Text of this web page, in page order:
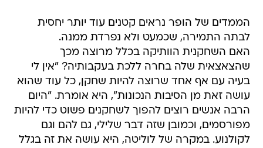
הממדים של הופר נראים קטנים עוד יותר יחסית
לבתה התמירה, שכמעט ולא נפרדת ממנה.
האם השחקנית הוותיקה בכלל מרוצה מכך
שהצאצאית שלה בחרה ללכת בעקבותיה? "אין לי
בעיה עם אף אחד שרוצה להיות שחקן, כל עוד שהוא
עושה זאת מן הסיבות הנכונות", היא אומרת. "היום
הרבה אנשים רוצים להפוך לשחקנים פשוט כדי להיות
מפורסמים, וכמובן שזה דבר שלילי, גם להם וגם
לקולנוע. במקרה של לוליטה, היא עושה את זה בגלל